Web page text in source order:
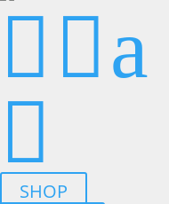
 a

SHOP